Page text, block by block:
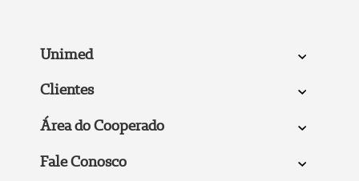
Unimed
Clientes
Área do Cooperado
Fale Conosco